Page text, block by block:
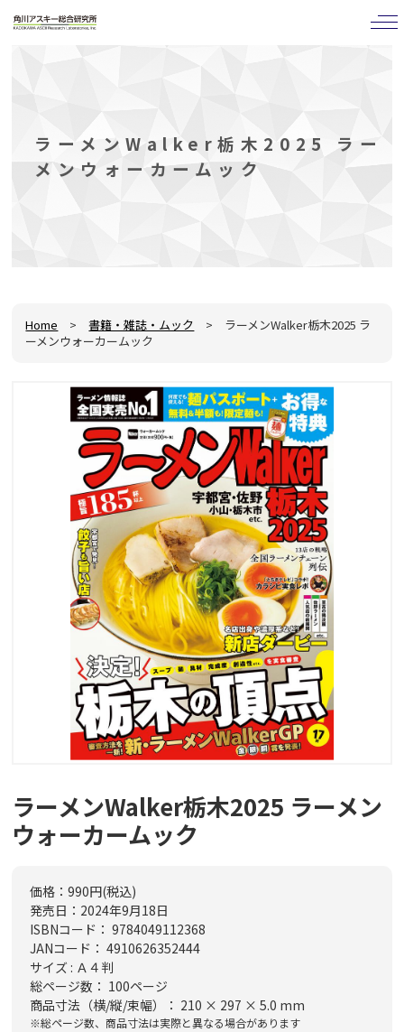
ラーメンWalker栃木2025 ラー
メンウォーカームック
Home >書籍・雑誌・ムック > ラーメンWalker栃木2025 ラ
ーメンウォーカームック
ラーメンWalker栃木2025 ラーメン
ウォーカームック
価格：990円(税込)
発売日：2024年9月18日
ISBNコード： 9784049112368
JANコード： 4910626352444
サイズ : Ａ４判
総ページ数： 100ページ
商品寸法（横/縦/束幅）： 210 × 297 × 5.0 mm
※総ページ数、商品寸法は実際と異なる場合があります